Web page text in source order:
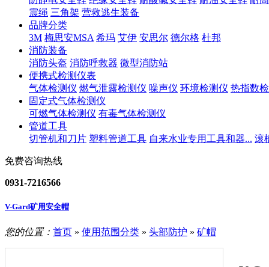
震绳 三角架 营救逃生装备
品牌分类
3M 梅思安MSA 希玛 艾伊 安思尔 德尔格 杜邦
消防装备
消防头盔 消防呼救器 微型消防站
便携式检测仪表
气体检测仪 燃气泄露检测仪 噪声仪 环境检测仪 热指数
固定式气体检测仪
可燃气体检测仪 有毒气体检测仪
管道工具
切管机和刀片 塑料管道工具 自来水业专用工具和器... 滚
免费咨询热线
0931-7216566
V-Gard矿用安全帽
您的位置： 首页 » 使用范围分类 » 头部防护 » 矿帽